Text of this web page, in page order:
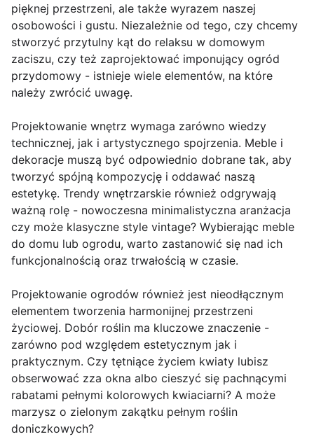
pięknej przestrzeni, ale także wyrazem naszej
osobowości i gustu. Niezależnie od tego, czy chcemy
stworzyć przytulny kąt do relaksu w domowym
zaciszu, czy też zaprojektować imponujący ogród
przydomowy - istnieje wiele elementów, na które
należy zwrócić uwagę.
Projektowanie wnętrz wymaga zarówno wiedzy
technicznej, jak i artystycznego spojrzenia. Meble i
dekoracje muszą być odpowiednio dobrane tak, aby
tworzyć spójną kompozycję i oddawać naszą
estetykę. Trendy wnętrzarskie również odgrywają
ważną rolę - nowoczesna minimalistyczna aranżacja
czy może klasyczne style vintage? Wybierając meble
do domu lub ogrodu, warto zastanowić się nad ich
funkcjonalnością oraz trwałością w czasie.
Projektowanie ogrodów również jest nieodłącznym
elementem tworzenia harmonijnej przestrzeni
życiowej. Dobór roślin ma kluczowe znaczenie -
zarówno pod względem estetycznym jak i
praktycznym. Czy tętniące życiem kwiaty lubisz
obserwować zza okna albo cieszyć się pachnącymi
rabatami pełnymi kolorowych kwiaciarni? A może
marzysz o zielonym zakątku pełnym roślin
doniczkowych?